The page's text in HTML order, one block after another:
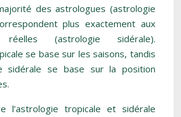
des astrologues (astrologie
plus exactement aux
réelles (astrologie sidérale).
se base sur les saisons, tandis
sidérale se base sur la position
l’astrologie tropicale et sidérale